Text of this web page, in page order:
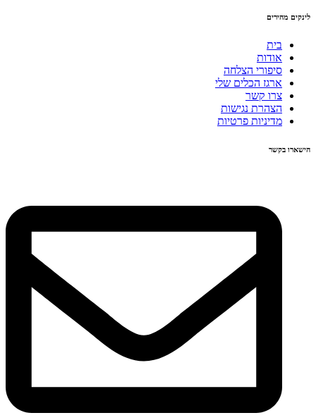
לינקים מהירים
בית
אודות
סיפורי הצלחה
ארגז הכלים שלי
צרו קשר
הצהרת נגישות
מדיניות פרטיות
הישארו בקשר